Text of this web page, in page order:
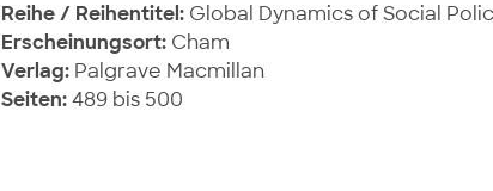
Reihe / Reihentitel: Global Dynamics of Social
Erscheinungsort: Cham
Verlag: Palgrave Macmillan
Seiten:489 bis 500